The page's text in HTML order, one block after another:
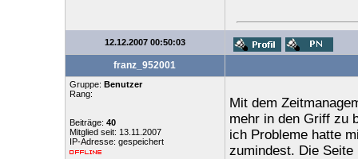
12.12.2007 00:50:03
franz_952001
Gruppe: Benutzer
Rang:
Beiträge: 40
Mitglied seit: 13.11.2007
IP-Adresse: gespeichert
Mit dem
mehr in den Griff zu
ich Probleme hatte
zumindest. Die